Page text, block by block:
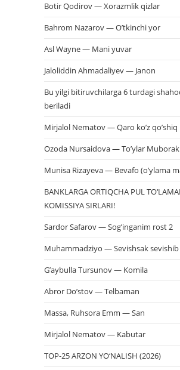
Botir Qodirov — Xorazmlik qizlar
Bahrom Nazarov — O’tkinchi yor
Asl Wayne — Mani yuvar
Jaloliddin Ahmadaliyev — Janon
Bu yilgi bitiruvchilarga 6 turdagi
beriladi
Mirjalol Nematov — Qaro ko’z qo’shiq
Ozoda Nursaidova — To’ylar Muborak
Munisa Rizayeva — Bevafo (o’ylama
BANKLARGA ORTIQCHA PUL
KOMISSIYA SIRLARI!
Sardor Safarov — Sog’inganim rost 2
Muhammadziyo — Sevishsak sevishib
G’aybulla Tursunov — Komila
Abror Do’stov — Telbaman
Massa, Ruhsora Emm — San
Mirjalol Nematov — Kabutar
TOP-25 ARZON YO‘NALISH (2026)